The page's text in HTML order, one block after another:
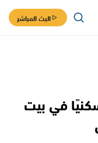
البث المباشر
في بيت